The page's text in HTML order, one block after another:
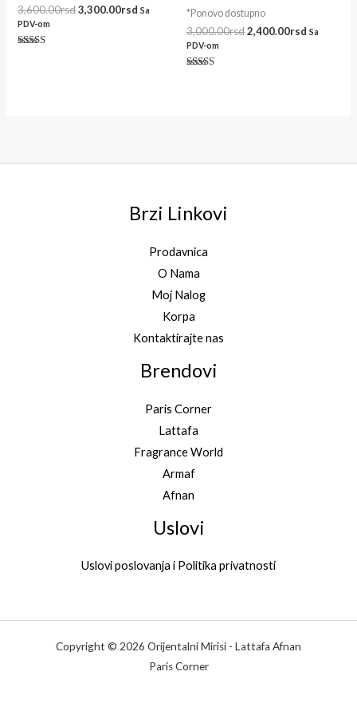
3,600.00rsd3,300.00rsd Sa
PDV-om
*Ponovo dostupno
3,000.00rsd2,400.00rsd Sa
PDV-om
Brzi Linkovi
Prodavnica
O Nama
Moj Nalog
Korpa
Kontaktirajte nas
Brendovi
Paris Corner
Lattafa
Fragrance World
Armaf
Afnan
Uslovi
Uslovi poslovanja i Politika privatnosti
Copyright © 2026 Orijentalni Mirisi - Lattafa Afnan
Paris Corner